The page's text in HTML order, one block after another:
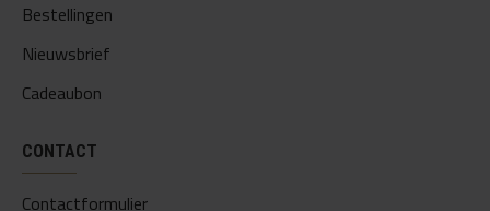
Bestellingen
Nieuwsbrief
Cadeaubon
CONTACT
Contactformulier